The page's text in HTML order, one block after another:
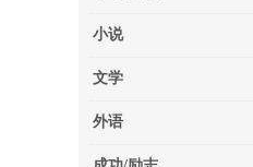
小说
文学
外语